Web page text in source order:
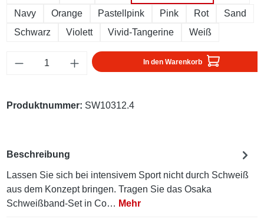
Navy
Orange Pastellpink Pink Rot
Sand
Schwarz
Violett Vivid-Tangerine Weiß
Produkt Anzahl: Gib den gewünschten
In den Warenkorb
Produktnummer: SW10312.4
Beschreibung
Lassen Sie sich bei intensivem Sport nicht durch Schweiß
aus dem Konzept bringen. Tragen Sie das Osaka
Schweißband-Set in Co… Mehr